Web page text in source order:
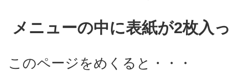
メニューの中に表紙が2枚入
このページをめくると・・・